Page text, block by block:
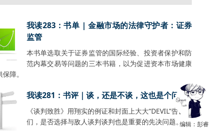
我读283：书单 | 金融市场的法律守护者：证券
监管
本书单选取关于证券监管的国际经验、投资者保护和防
范内幕交易等问题的三本书籍，以为促进资本市场健康
障。
我读281：书评｜谈，还是不谈，这也是个问题
《谈判致胜》用翔实的例证和封面上大大“DEVIL”告诉我
们，是否选择与敌人谈判谈判也是重要的先决问题。编辑：彭睿